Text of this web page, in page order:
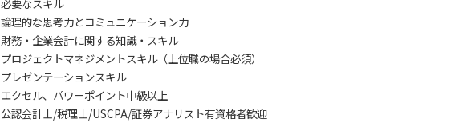
必要なスキル
論理的な思考力とコミュニケーション力
財務・企業会計に関する知識・スキル
プロジェクトマネジメントスキル（上位職の場合必須）
プレゼンテーションスキル
エクセル、パワーポイント中級以上
公認会計士/税理士/USCPA/証券アナリスト有資格者歓迎